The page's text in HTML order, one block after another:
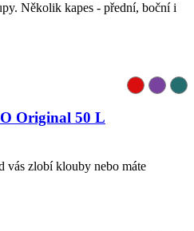
Několik kapes - přední, boční i
Original 50 L
vás zlobí klouby nebo máte